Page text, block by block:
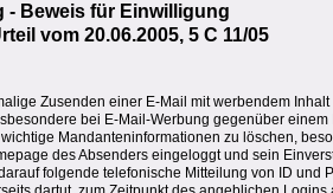
- Beweis für Einwilligung
vom 20.06.2005, 5 C 11/05
Zusenden einer E-Mail mit werbendem
bei E-Mail-Werbung gegenüber
Mandanteninformationen zu löschen,
des Absenders eingeloggt und sein
folgende telefonische Mitteilung von ID